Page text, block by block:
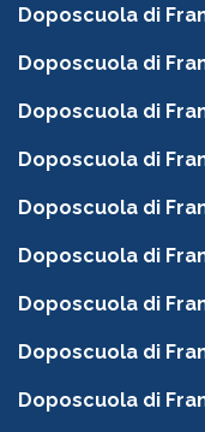
Doposcuola di
Doposcuola di
Doposcuola di
Doposcuola di
Doposcuola di
Doposcuola di
Doposcuola di
Doposcuola di
Doposcuola di